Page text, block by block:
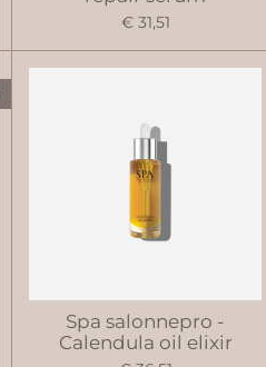
€ 31,51
Spa salonnepro -
Calendula oil elixir